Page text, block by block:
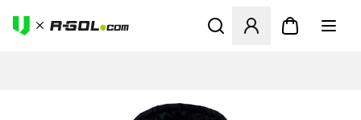
Ανοίγει ένα Modal για να